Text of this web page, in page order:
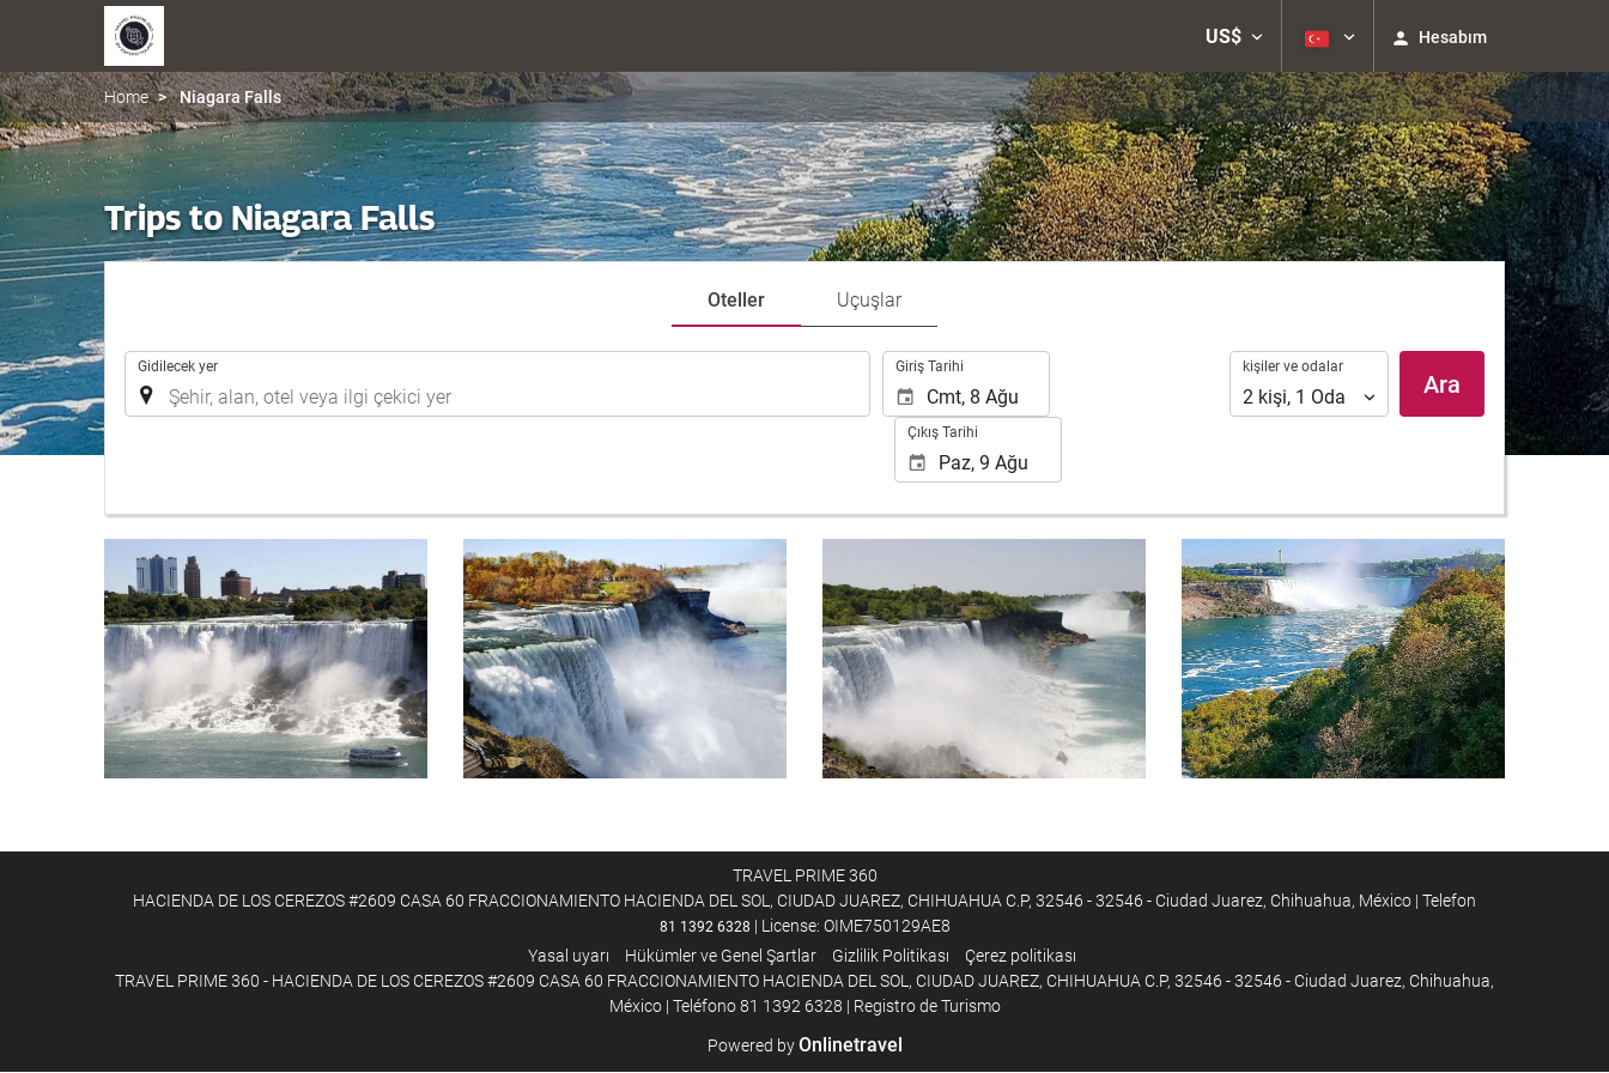
US$ Hesabım
Home Niagara Falls
Trips to Niagara Falls
Oteller Uçuşlar
Gidilecek yer Giriş Tarihi
Çıkış Tarihi
kişiler
ve
odalar
kişiler ve odalar
2 kişi, 1 Oda Ara
TRAVEL PRIME 360
HACIENDA DE LOS CEREZOS #2609 CASA 60 FRACCIONAMIENTO HACIENDA DEL SOL, CIUDAD JUAREZ, CHIHUAHUA C.P, 32546 - 32546 - Ciudad Juarez, Chihuahua, México | Telefon
81 1392 6328 | License: OIME750129AE8
Yasal uyarı
Hükümler ve Genel Şartlar Gizlilik Politikası
Çerez politikası
TRAVEL PRIME 360 - HACIENDA DE LOS CEREZOS #2609 CASA 60 FRACCIONAMIENTO HACIENDA DEL SOL, CIUDAD JUAREZ, CHIHUAHUA C.P, 32546 - 32546 - Ciudad Juarez, Chihuahua,
México | Teléfono 81 1392 6328 | Registro de Turismo
Powered byOnlinetravel